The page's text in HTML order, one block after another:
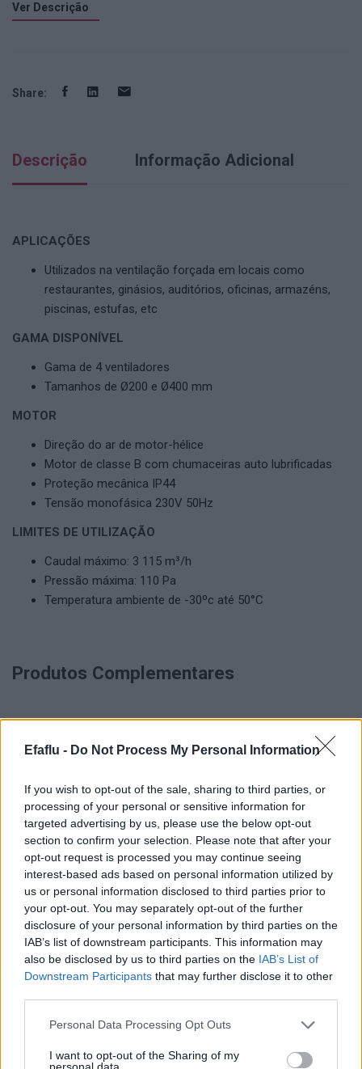
Efaflu - Do Not Process My Personal Information
If you wish to opt-out of the sale, sharing to third parties, or
processing of your personal or sensitive information for
targeted advertising by us, please use the below opt-out
section to confirm your selection. Please note that after your
opt-out request is processed you may continue seeing
interest-based ads based on personal information utilized by
us or personal information disclosed to third parties prior to
your opt-out. You may separately opt-out of the further
disclosure of your personal information by third parties on the
IAB’s list of downstream participants. This information may
also be disclosed by us to third parties on the IAB’s List of
Downstream Participants that may further disclose it to other
Please note that this website/app uses one or more Google
not limited to your visit or usage behaviour. You may click to
Personal Data Processing Opt Outs
I want to opt-out of the Sharing of my
personal data.
Ver Descrição
Share:
Descrição Informação Adicional
APLICAÇÕES
Utilizados na ventilação forçada em locais como
restaurantes, ginásios, auditórios, oficinas, armazéns,
piscinas, estufas, etc
GAMA DISPONÍVEL
Gama de 4 ventiladores
Tamanhos de Ø200 e Ø400 mm
MOTOR
Direção do ar de motor-hélice
Motor de classe B com chumaceiras auto lubrificadas
Proteção mecânica IP44
Tensão monofásica 230V 50Hz
LIMITES DE UTILIZAÇÃO
Caudal máximo: 3 115 m³/h
Pressão máxima: 110 Pa
Temperatura ambiente de -30ºc até 50°C
Produtos Complementares
LER MAIS
OPTIMA
LER MAIS
WINDBOX
LER MAIS LER MAIS